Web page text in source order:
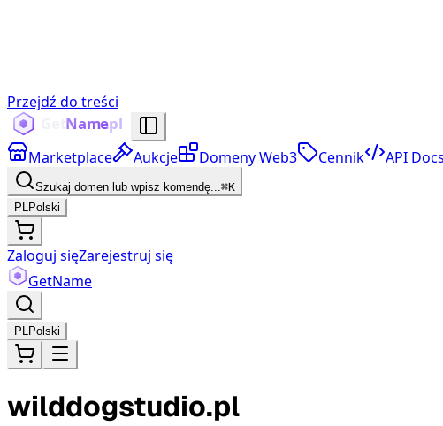
Przejdź do treści
Marketplace Aukcje Domeny Web3 Cennik API Docs
Szukaj domen lub wpisz komendę...⌘K
PLPolski
Zaloguj sięZarejestruj się
GetName
PLPolski
wilddogstudio.pl